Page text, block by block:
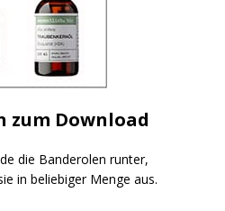
zum Download
die Banderolen runter,
in beliebiger Menge aus.